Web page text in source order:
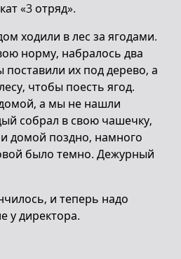
«3 отряд».
ходили в лес за ягодами.
норму, набралось два
их под дерево, а
чтобы поесть ягод.
а мы не нашли
собрал в свою чашечку,
домой поздно, намного
было темно. Дежурный
и теперь надо
у директора.